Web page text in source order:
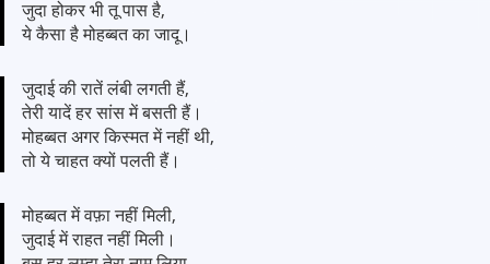
जुदा होकर भी तू पास है,
ये कैसा है मोहब्बत का जादू।
जुदाई की रातें लंबी लगती हैं,
तेरी यादें हर सांस में बसती हैं।
मोहब्बत अगर किस्मत में नहीं थी,
तो ये चाहत क्यों पलती हैं।
मोहब्बत में वफ़ा नहीं मिली,
जुदाई में राहत नहीं मिली।